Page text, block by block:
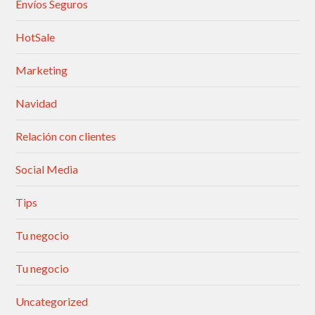
Envíos Seguros
HotSale
Marketing
Navidad
Relación con clientes
Social Media
Tips
Tu negocio
Tu negocio
Uncategorized